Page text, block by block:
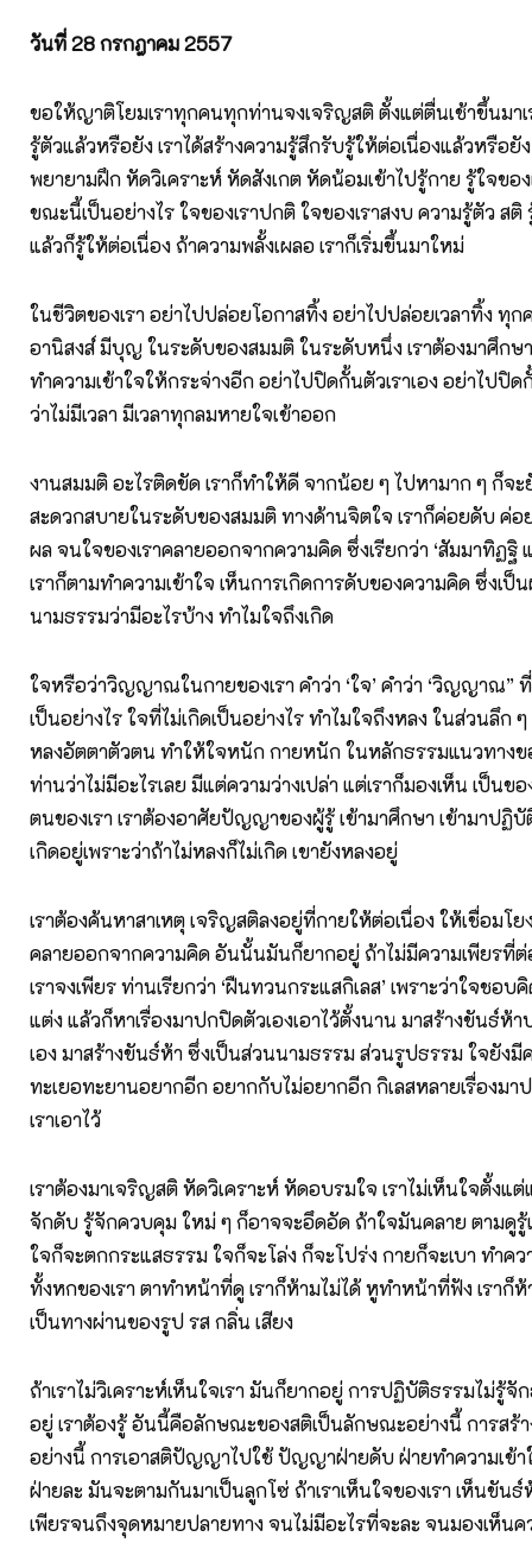
วันที่ 28กรกฎาคม 2557
ขอให้ญาติโยมเราทุกคนทุกท่านจงเจริญสติ ตั้งแต่ตื่นเช้าขึ้นมาเ
รู้ตัวแล้วหรือยัง เราได้สร้างความรู้สึกรับรู้ให้ต่อเนื่องแล้วหรือยั
พยายามฝึก หัดวิเคราะห์ หัดสังเกต หัดน้อมเข้าไปรู้กาย รู้ใจของ
ขณะนี้เป็นอย่างไร ใจของเราปกติ ใจของเราสงบ ความรู้ตัว ส
แล้วก็รู้ให้ต่อเนื่อง ถ้าความพลั้งเผลอ เราก็เริ่มขึ้นมาใหม่
ในชีวิตของเรา อย่าไปปล่อยโอกาสทิ้ง อย่าไปปล่อยเวลาทิ้ง ทุก
อานิสงส์ มีบุญ ในระดับของสมมติ ในระดับหนึ่ง เราต้องมาศึกษ
ทำความเข้าใจให้กระจ่างอีก อย่าไปปิดกั้นตัวเราเอง อย่าไปปิด
ว่าไม่มีเวลา มีเวลาทุกลมหายใจเข้าออก
งานสมมติ อะไรติดขัด เราก็ทำให้ดี จากน้อย ๆ ไปหามาก ๆ ก็จะ
สะดวกสบายในระดับของสมมติ ทางด้านจิตใจ เราก็ค่อยดับ ค่อ
ผล จนใจของเราคลายออกจากความคิด ซึ่งเรียกว่า ‘สัมมาทิฏฐิ
เราก็ตามทำความเข้าใจ เห็นการเกิดการดับของความคิด ซึ่งเป็
นามธรรมว่ามีอะไรบ้าง ทำไมใจถึงเกิด
ใจหรือว่าวิญญาณในกายของเรา คำว่า ‘ใจ’ คำว่า ‘วิญญาณ”
เป็นอย่างไร ใจที่ไม่เกิดเป็นอย่างไร ทำไมใจถึงหลง ในส่วนลึก
หลงอัตตาตัวตน ทำให้ใจหนัก กายหนัก ในหลักธรรมแนวทาง
ท่านว่าไม่มีอะไรเลย มีแต่ความว่างเปล่า แต่เราก็มองเห็น เป็นขอ
ตนของเรา เราต้องอาศัยปัญญาของผู้รู้ เข้ามาศึกษา เข้ามาปฏิบั
เกิดอยู่เพราะว่าถ้าไม่หลงก็ไม่เกิด เขายังหลงอยู่
เราต้องค้นหาสาเหตุ เจริญสติลงอยู่ที่กายให้ต่อเนื่อง ให้เชื่อมโย
คลายออกจากความคิด อันนั้นมันก็ยากอยู่ ถ้าไม่มีความเพียรที่ต่
เราจงเพียร ท่านเรียกว่า ‘ฝืนทวนกระแสกิเลส’ เพราะว่าใจชอ
แต่ง แล้วก็หาเรื่องมาปกปิดตัวเองเอาไว้ตั้งนาน มาสร้างขันธ์ห้
เอง มาสร้างขันธ์ห้า ซึ่งเป็นส่วนนามธรรม ส่วนรูปธรรม ใจยังมี
ทะเยอทะยานอยากอีก อยากกับไม่อยากอีก กิเลสหลายเรื่องมา
เราเอาไว้
เราต้องมาเจริญสติ หัดวิเคราะห์ หัดอบรมใจ เราไม่เห็นใจตั้งแ
จักดับ รู้จักควบคุม ใหม่ ๆ ก็อาจจะอึดอัด ถ้าใจมันคลาย ตามดูรู้
ใจก็จะตกกระแสธรรม ใจก็จะโล่ง ก็จะโปร่ง กายก็จะเบา ทำค
ทั้งหกของเรา ตาทำหน้าที่ดู เราก็ห้ามไม่ได้ หูทำหน้าที่ฟัง เราก็ห้
เป็นทางผ่านของรูป รส กลิ่น เสียง
ถ้าเราไม่วิเคราะห์เห็นใจเรา มันก็ยากอยู่ การปฏิบัติธรรมไม่รู้
อยู่ เราต้องรู้ อันนี้คือลักษณะของสติเป็นลักษณะอย่างนี้ การสร้
อย่างนี้ การเอาสติปัญญาไปใช้ ปัญญาฝ่ายดับ ฝ่ายทำความเข้า
ฝ่ายละ มันจะตามกันมาเป็นลูกโซ่ ถ้าเราเห็นใจของเรา เห็นขันธ์
เพียรจนถึงจุดหมายปลายทาง จนไม่มีอะไรที่จะละ จนมองเห็นค